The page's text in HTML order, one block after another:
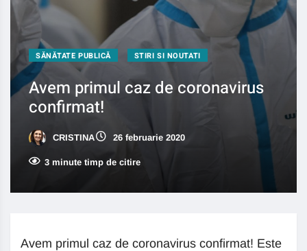
SĂNĂTATE PUBLICĂ STIRI SI NOUTATI
Avem primul caz de coronavirus
confirmat!
CRISTINA 26 februarie 2020
3 minute timp de citire
Avem primul caz de coronavirus confirmat! Este